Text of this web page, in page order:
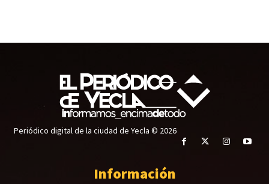
Periódico digital de la ciudad de Yecla © 2026
Información